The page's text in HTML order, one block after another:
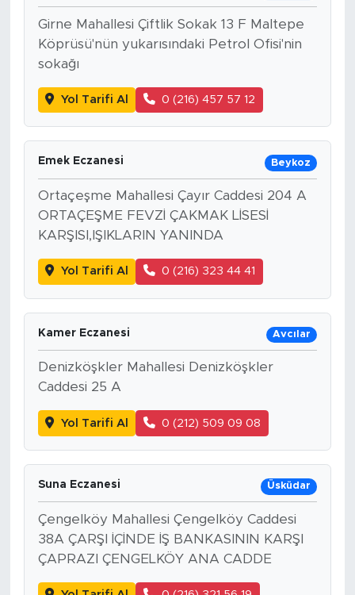
Girne Mahallesi Çiftlik Sokak 13 F Maltepe
Köprüsü'nün yukarısındaki Petrol Ofisi'nin
sokağı
Yol Tarifi Al 0 (216) 457 57 12
Emek Eczanesi Beykoz
Ortaçeşme Mahallesi Çayır Caddesi 204 A
ORTAÇEŞME FEVZİ ÇAKMAK LİSESİ
KARŞISI,IŞIKLARIN YANINDA
Yol Tarifi Al 0 (216) 323 44 41
Kamer Eczanesi Avcılar
Denizköşkler Mahallesi Denizköşkler
Caddesi 25 A
Yol Tarifi Al 0 (212) 509 09 08
Suna Eczanesi Üsküdar
Çengelköy Mahallesi Çengelköy Caddesi
38A ÇARŞI İÇİNDE İŞ BANKASININ KARŞI
ÇAPRAZI ÇENGELKÖY ANA CADDE